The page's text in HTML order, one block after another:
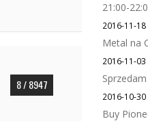
8 / 8947
21:00-
2016-11-
Metal na
2016-11-
2016-10-
Buy